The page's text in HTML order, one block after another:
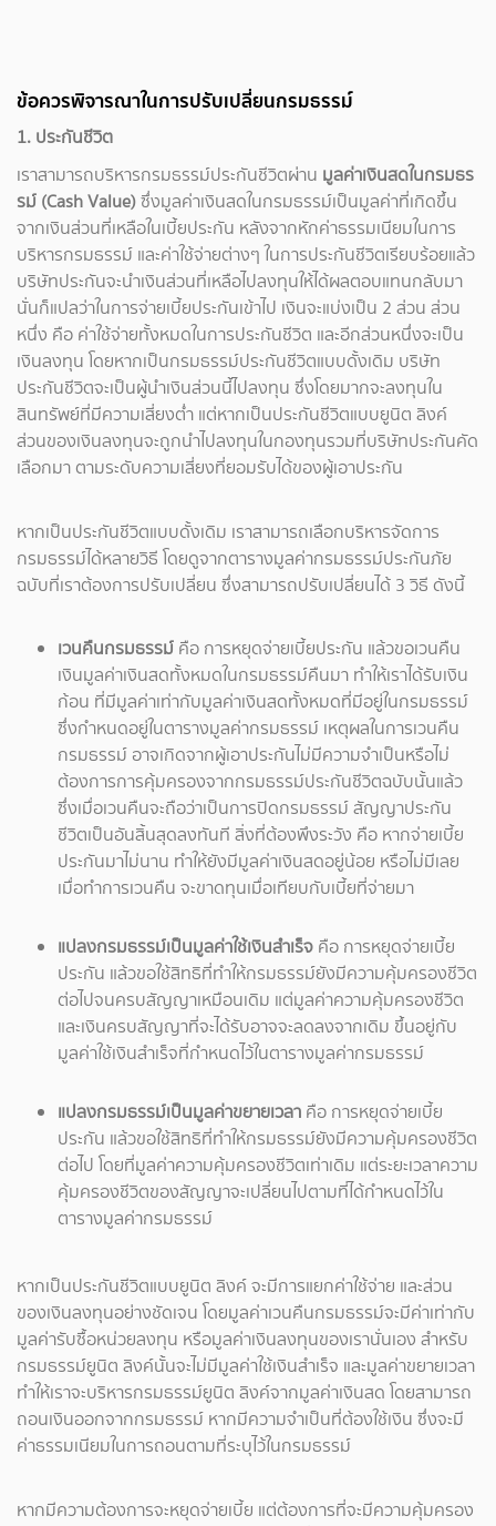
ข้อควรพิจารณาในการปรับเปลี่ยนกรมธรรม์
1. ประกันชีวิต
เราสามารถบริหารกรมธรรม์ประกันชีวิตผ่าน มูลค่าเงินสดในกรมธร
รม์ (Cash Value)ซึ่งมูลค่าเงินสดในกรมธรรม์เป็นมูลค่าที่เกิดขึ้น
จากเงินส่วนที่เหลือในเบี้ยประกัน หลังจากหักค่าธรรมเนียมในการ
บริหารกรมธรรม์ และค่าใช้จ่ายต่างๆ ในการประกันชีวิตเรียบร้อยแล้ว
บริษัทประกันจะนำเงินส่วนที่เหลือไปลงทุนให้ได้ผลตอบแทนกลับมา
นั่นก็แปลว่าในการจ่ายเบี้ยประกันเข้าไป เงินจะแบ่งเป็น 2 ส่วน ส่วน
หนึ่ง คือ ค่าใช้จ่ายทั้งหมดในการประกันชีวิต และอีกส่วนหนึ่งจะเป็น
เงินลงทุน โดยหากเป็นกรมธรรม์ประกันชีวิตแบบดั้งเดิม บริษัท
ประกันชีวิตจะเป็นผู้นำเงินส่วนนี้ไปลงทุน ซึ่งโดยมากจะลงทุนใน
สินทรัพย์ที่มีความเสี่ยงต่ำ แต่หากเป็นประกันชีวิตแบบยูนิต ลิงค์
ส่วนของเงินลงทุนจะถูกนำไปลงทุนในกองทุนรวมที่บริษัทประกันคัด
เลือกมา ตามระดับความเสี่ยงที่ยอมรับได้ของผู้เอาประกัน
หากเป็นประกันชีวิตแบบดั้งเดิม เราสามารถเลือกบริหารจัดการ
กรมธรรม์ได้หลายวิธี โดยดูจากตารางมูลค่ากรมธรรม์ประกันภัย
ฉบับที่เราต้องการปรับเปลี่ยน ซึ่งสามารถปรับเปลี่ยนได้ 3 วิธี ดังนี้
เวนคืนกรมธรรม์ คือ การหยุดจ่ายเบี้ยประกัน แล้วขอเวนคืน
เงินมูลค่าเงินสดทั้งหมดในกรมธรรม์คืนมา ทำให้เราได้รับเงิน
ก้อน ที่มีมูลค่าเท่ากับมูลค่าเงินสดทั้งหมดที่มีอยู่ในกรมธรรม์
ซึ่งกำหนดอยู่ในตารางมูลค่ากรมธรรม์ เหตุผลในการเวนคืน
กรมธรรม์ อาจเกิดจากผู้เอาประกันไม่มีความจำเป็นหรือไม่
ต้องการการคุ้มครองจากกรมธรรม์ประกันชีวิตฉบับนั้นแล้ว
ซึ่งเมื่อเวนคืนจะถือว่าเป็นการปิดกรมธรรม์ สัญญาประกัน
ชีวิตเป็นอันสิ้นสุดลงทันที สิ่งที่ต้องพึงระวัง คือ หากจ่ายเบี้ย
ประกันมาไม่นาน ทำให้ยังมีมูลค่าเงินสดอยู่น้อย หรือไม่มีเลย
เมื่อทำการเวนคืน จะขาดทุนเมื่อเทียบกับเบี้ยที่จ่ายมา
แปลงกรมธรรม์เป็นมูลค่าใช้เงินสำเร็จ คือ การหยุดจ่ายเบี้ย
ประกัน แล้วขอใช้สิทธิที่ทำให้กรมธรรม์ยังมีความคุ้มครองชีวิต
ต่อไปจนครบสัญญาเหมือนเดิม แต่มูลค่าความคุ้มครองชีวิต
และเงินครบสัญญาที่จะได้รับอาจจะลดลงจากเดิม ขึ้นอยู่กับ
มูลค่าใช้เงินสำเร็จที่กำหนดไว้ในตารางมูลค่ากรมธรรม์
แปลงกรมธรรม์เป็นมูลค่าขยายเวลา คือ การหยุดจ่ายเบี้ย
ประกัน แล้วขอใช้สิทธิที่ทำให้กรมธรรม์ยังมีความคุ้มครองชีวิต
ต่อไป โดยที่มูลค่าความคุ้มครองชีวิตเท่าเดิม แต่ระยะเวลาความ
คุ้มครองชีวิตของสัญญาจะเปลี่ยนไปตามที่ได้กำหนดไว้ใน
ตารางมูลค่ากรมธรรม์
หากเป็นประกันชีวิตแบบยูนิต ลิงค์ จะมีการแยกค่าใช้จ่าย และส่วน
ของเงินลงทุนอย่างชัดเจน โดยมูลค่าเวนคืนกรมธรรม์จะมีค่าเท่ากับ
มูลค่ารับซื้อหน่วยลงทุน หรือมูลค่าเงินลงทุนของเรานั่นเอง สำหรับ
กรมธรรม์ยูนิต ลิงค์นั้นจะไม่มีมูลค่าใช้เงินสำเร็จ และมูลค่าขยายเวลา
ทำให้เราจะบริหารกรมธรรม์ยูนิต ลิงค์จากมูลค่าเงินสด โดยสามารถ
ถอนเงินออกจากกรมธรรม์ หากมีความจำเป็นที่ต้องใช้เงิน ซึ่งจะมี
ค่าธรรมเนียมในการถอนตามที่ระบุไว้ในกรมธรรม์
หากมีความต้องการจะหยุดจ่ายเบี้ย แต่ต้องการที่จะมีความคุ้มครอง